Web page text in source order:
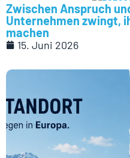
Zwischen Anspruch
Unternehmen zwingt,
machen
15. Juni 2026